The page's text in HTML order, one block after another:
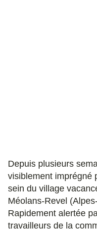
Depuis plusieurs
visiblement imprégné
sein du village
Méolans-Revel
Rapidement alertée
travailleurs de la